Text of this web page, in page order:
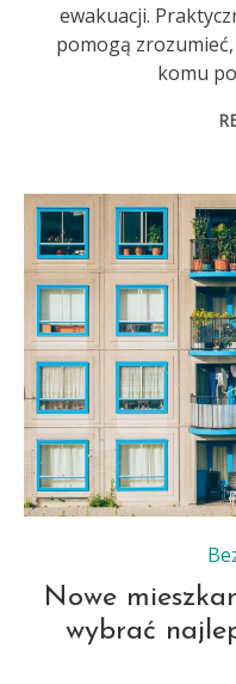
ewakuacji.
pomogą
komu
Nowe
wybrać